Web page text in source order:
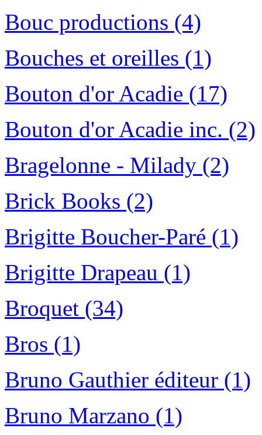
Bouc productions (4)
Bouches et oreilles (1)
Bouton d'or Acadie (17)
Bouton d'or Acadie inc. (2)
Bragelonne - Milady (2)
Brick Books (2)
Brigitte Boucher-Paré (1)
Brigitte Drapeau (1)
Broquet (34)
Bros (1)
Bruno Gauthier éditeur (1)
Bruno Marzano (1)